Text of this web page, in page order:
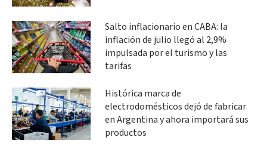
Salto inflacionario en CABA: la
inflación de julio llegó al 2,9%
impulsada por el turismo y las
tarifas
Histórica marca de
electrodomésticos dejó de fabricar
en Argentina y ahora importará sus
productos